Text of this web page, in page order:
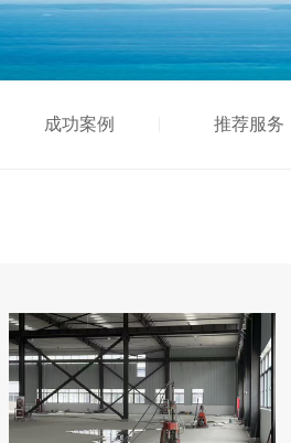
成功案例 推荐服务